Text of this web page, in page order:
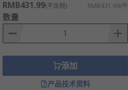
RMB431.99(不含税) RMB431.99/件
数量
添加
产品技术资料